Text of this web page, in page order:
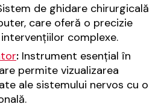
de ghidare chirurgicală
care oferă o precizie
complexe.
: Instrument esențial în
permite vizualizarea
ale sistemului nervos cu o